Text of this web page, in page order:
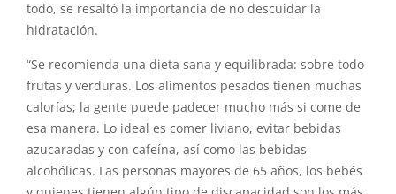
todo, se resaltó la importancia de no descuidar la
hidratación.
“Se recomienda una dieta sana y equilibrada: sobre todo
frutas y verduras. Los alimentos pesados tienen muchas
calorías; la gente puede padecer mucho más si come de
esa manera. Lo ideal es comer liviano, evitar bebidas
azucaradas y con cafeína, así como las bebidas
alcohólicas. Las personas mayores de 65 años, los bebés